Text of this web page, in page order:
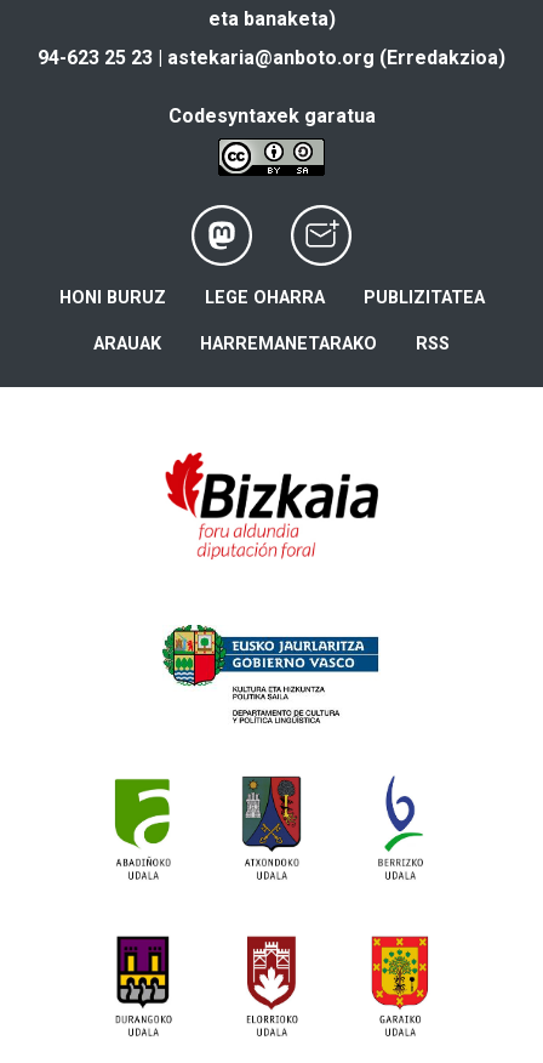
eta banaketa)
94-623 25 23 | astekaria@anboto.org (Erredakzioa)
Codesyntaxek garatua
HONI BURUZ LEGE OHARRA PUBLIZITATEA
ARAUAK HARREMANETARAKO RSS